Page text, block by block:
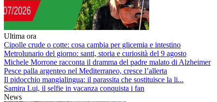
Ultima ora
Cipolle crude o cotte: cosa cambia per glicemia e intestino
Metrolunario del giorno: santi, storia e curiosità del 9 agosto
Michele Morrone racconta il dramma del padre malato di Alzheimer
Pesce palla argenteo nel Mediterraneo, cresce l’allerta
Il pidocchio mangialingua: il parassita che sostituisce la li...
Samira Lui, il selfie in vacanza conquista i fan
News